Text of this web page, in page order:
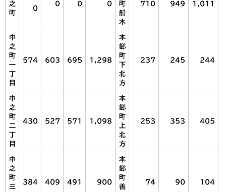
之
町
0
0 0 0
町
船
木
710 949 1,011
中
之
町
一
目
574 603 695 1,298
本
郷
町
下
北
方
237 245 244
中
之
町
二
目
430 527 571 1,098
本
郷
町
上
北
方
253 353 405
中
之
町
三
384 409 491 900
本
郷
町
善
74 90 104